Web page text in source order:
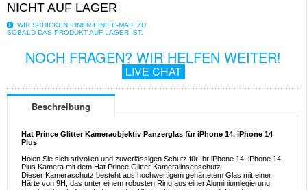
NICHT AUF LAGER
WIR SCHICKEN IHNEN EINE E-MAIL ZU,
SOBALD DAS PRODUKT AUF LAGER IST.
NOCH FRAGEN? WIR HELFEN WEITER!
LIVE CHAT
Beschreibung
Hat Prince Glitter Kameraobjektiv Panzerglas für iPhone 14, iPhone 14
Plus
Holen Sie sich stilvollen und zuverlässigen Schutz für Ihr iPhone 14, iPhone 14
Plus Kamera mit dem Hat Prince Glitter Kameralinsenschutz.
Dieser Kameraschutz besteht aus hochwertigem gehärtetem Glas mit einer
Härte von 9H, das unter einem robusten Ring aus einer Aluminiumlegierung